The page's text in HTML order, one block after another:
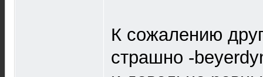
К сожалению
страшно -